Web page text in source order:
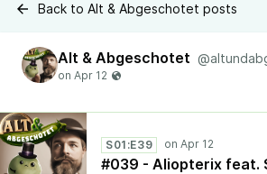
Back to Alt & Abgeschotet posts
Alt & Abgeschotet
S01:E39
#039 - Aliopterix feat.